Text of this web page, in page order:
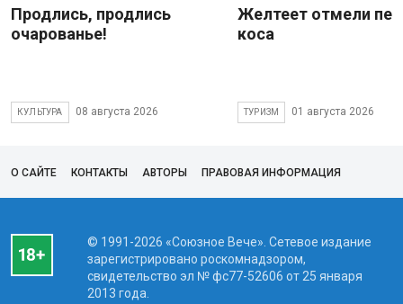
Продлись, продлись
очарованье!
КУЛЬТУРА 08 августа 2026
Желтеет отмели
коса
ТУРИЗМ 01 августа 2026
О САЙТЕ КОНТАКТЫ АВТОРЫ ПРАВОВАЯ ИНФОРМАЦИЯ
© 1991-2026 «Союзное Вече». Сетевое издание
зарегистрировано роскомнадзором,
свидетельство эл № фc77-52606 от 25 января
2013 года.